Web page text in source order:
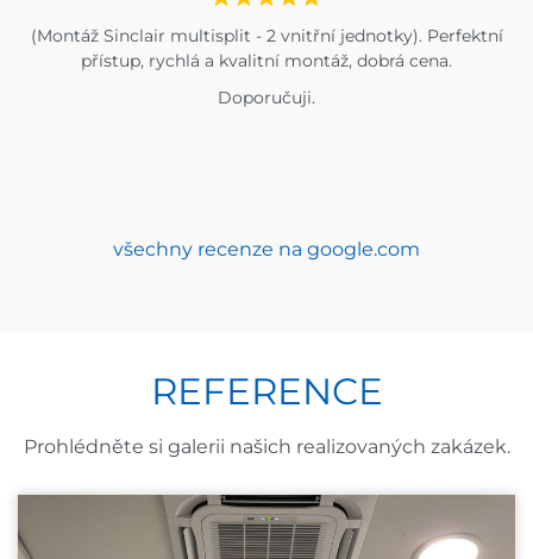
(Montáž Sinclair multisplit - 2 vnitřní jednotky). Perfektní
přístup, rychlá a kvalitní montáž, dobrá cena.
Doporučuji.
všechny recenze na google.com
REFERENCE
Prohlédněte si galerii našich realizovaných zakázek.